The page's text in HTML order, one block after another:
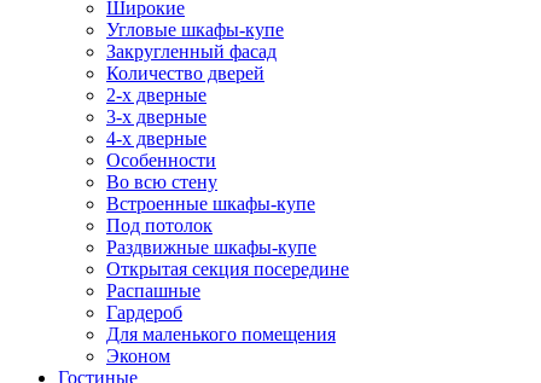
Широкие
Угловые шкафы-купе
Закругленный фасад
Количество дверей
2-х дверные
3-х дверные
4-х дверные
Особенности
Во всю стену
Встроенные шкафы-купе
Под потолок
Раздвижные шкафы-купе
Открытая секция посередине
Распашные
Гардероб
Для маленького помещения
Эконом
Гостиные